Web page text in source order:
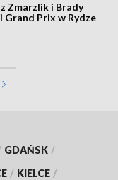
Zmarzlik i Brady
Prix w Rydze
GDAŃSK /
/ KIELCE /